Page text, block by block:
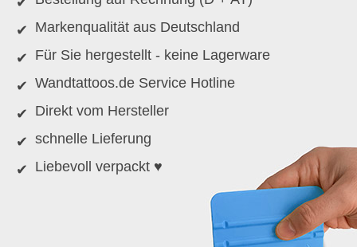
Markenqualität aus Deutschland
Für Sie hergestellt - keine Lagerware
Wandtattoos.de Service Hotline
Direkt vom Hersteller
schnelle Lieferung
Liebevoll verpackt ♥